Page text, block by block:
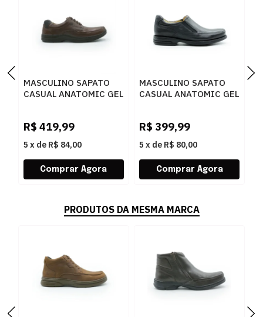
MASCULINO SAPATO
CASUAL ANATOMIC GEL
R$ 419,99
5 x de R$ 84,00
MASCULINO SAPATO
CASUAL ANATOMIC GEL
R$ 399,99
5 x de R$ 80,00
PRODUTOS DA MESMA MARCA